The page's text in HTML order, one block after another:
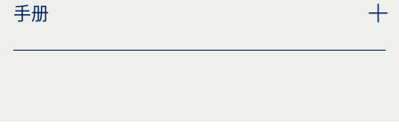
标签义务: © GEZE GmbH
手册